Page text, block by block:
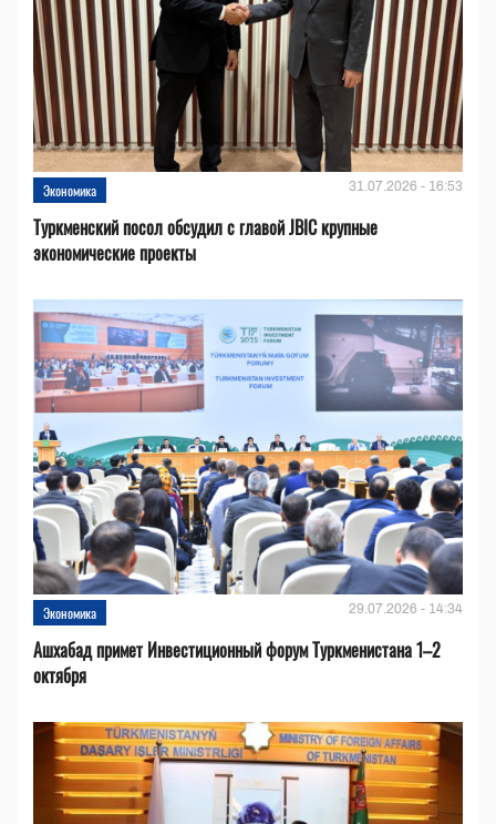
Экономика 31.07.2026 - 16:53
Туркменский посол обсудил с главой JBIC крупные
экономические проекты
Экономика 29.07.2026 - 14:34
Ашхабад примет Инвестиционный форум Туркменистана 1–2
октября